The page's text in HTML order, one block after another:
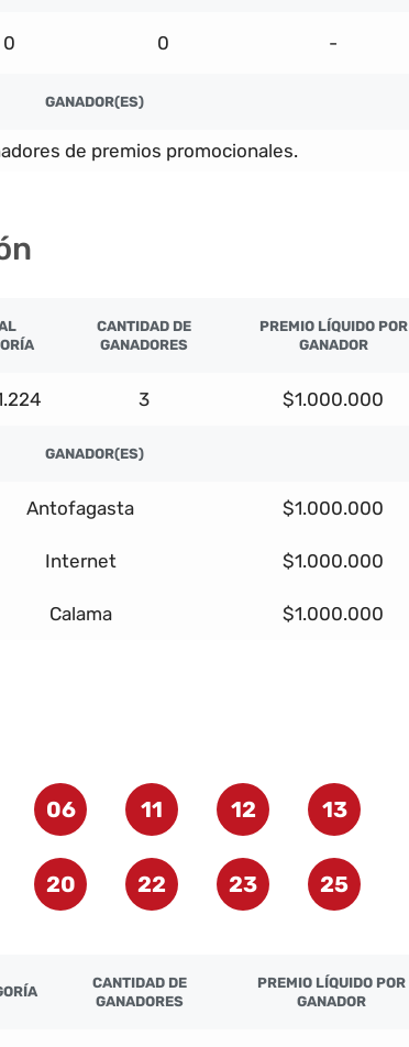
0 0 -
GANADOR(ES)
de premios promocionales.
CANTIDAD DE
GANADORES
PREMIO LÍQUIDO POR
GANADOR
3 $1.000.000
GANADOR(ES)
Antofagasta $1.000.000
Internet $1.000.000
Calama $1.000.000
06 11 12 13
20 22 23 25
CANTIDAD DE
GANADORES
PREMIO LÍQUIDO POR
GANADOR